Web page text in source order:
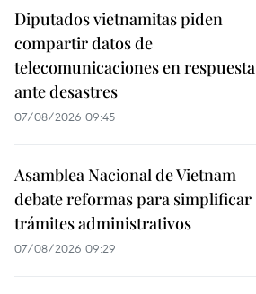
Diputados vietnamitas piden
compartir datos de
telecomunicaciones en respuesta
ante desastres
07/08/2026 09:45
Asamblea Nacional de Vietnam
debate reformas para simplificar
trámites administrativos
07/08/2026 09:29